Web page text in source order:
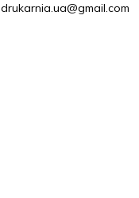
drukarnia.ua@gmail.com